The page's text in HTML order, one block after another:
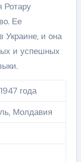
Ротару
Ее
Украине, и она
и успешных
года
Молдавия